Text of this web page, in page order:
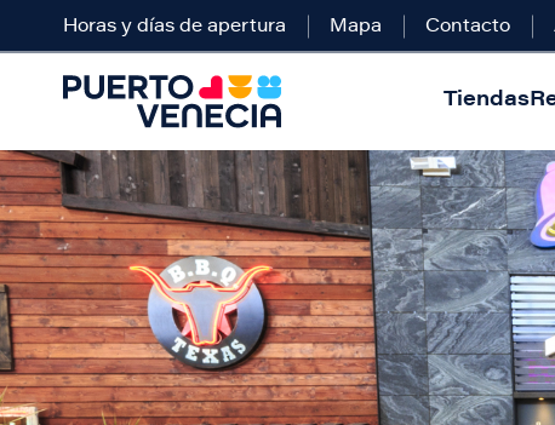
Horas y días de apertura Mapa Contacto
Tiendas
Imagen